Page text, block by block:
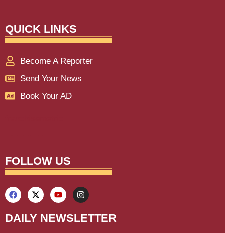
QUICK LINKS
Become A Reporter
Send Your News
Book Your AD
FOLLOW US
DAILY NEWSLETTER